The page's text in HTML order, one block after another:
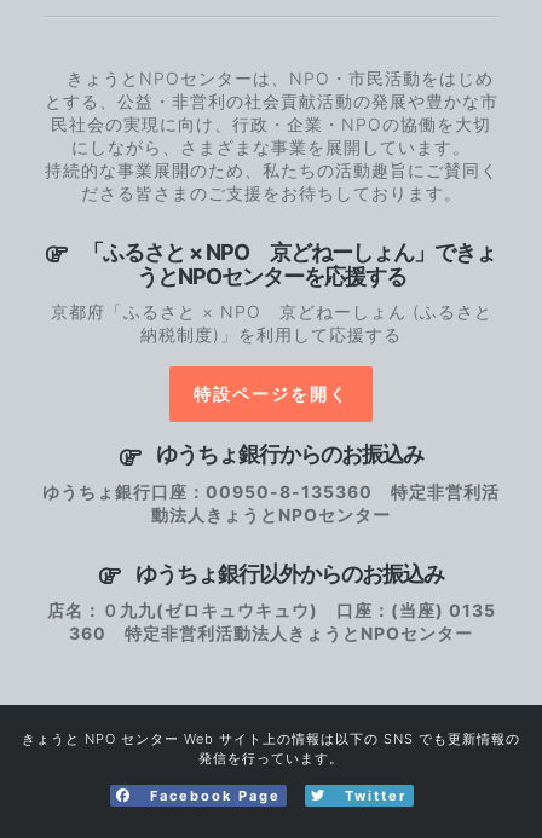
きょうとNPOセンターは、NPO・市民活動をはじめ
とする、公益・非営利の社会貢献活動の発展や豊かな市
民社会の実現に向け、行政・企業・NPOの協働を大切
にしながら、さまざまな事業を展開しています。
持続的な事業展開のため、私たちの活動趣旨にご賛同く
ださる皆さまのご支援をお待ちしております。
「ふるさと × NPO 京どねーしょん」できょ
うとNPOセンターを応援する
京都府「ふるさと × NPO 京どねーしょん (ふるさと
納税制度)」を利用して応援する
特設ページを開く
ゆうちょ銀行からのお振込み
ゆうちょ銀行口座：00950-8-135360 特定非営利活
動法人きょうとNPOセンター
ゆうちょ銀行以外からのお振込み
店名：０九九(ゼロキュウキュウ) 口座：(当座) 0135
360 特定非営利活動法人きょうとNPOセンター
きょうと NPO センター Web サイト上の情報は以下の SNS でも更新情報の
発信を行っています。
Facebook Page Twitter